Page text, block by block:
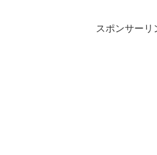
スポンサーリ